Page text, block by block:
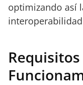
optimizando así